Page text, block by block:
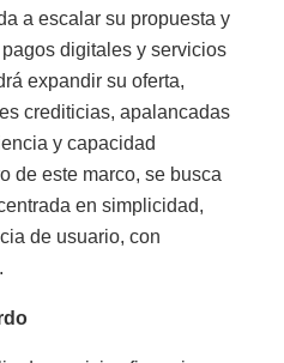
a escalar su propuesta y
digitales y servicios
expandir su oferta,
crediticias, apalancadas
y capacidad
de este marco, se busca
en simplicidad,
de usuario, con